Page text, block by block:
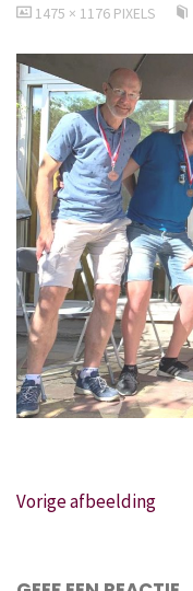
VOLLEDIGE
1475 × 1176 PIXELS
Vorige afbeelding